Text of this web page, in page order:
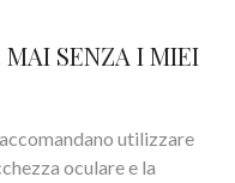
SENZA I MIEI
utilizzare
oculare e la